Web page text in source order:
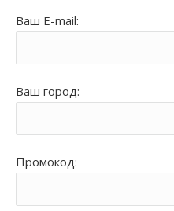
Ваш E-mail:
Ваш город:
Промокод: